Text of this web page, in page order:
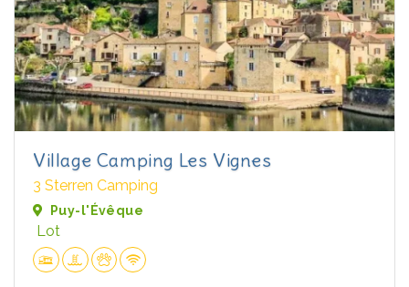
Village Camping Les Vignes
3 Sterren Camping
Puy-l'Évêque
Lot